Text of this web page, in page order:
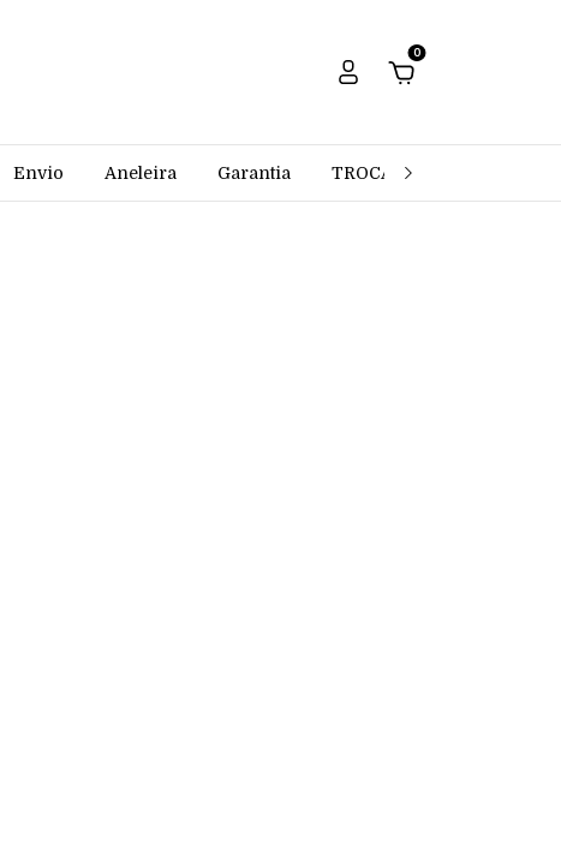
0
Envio Aneleira Garantia TROCAS E DEVOLUÇÕES